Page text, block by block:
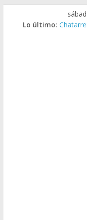
Lo último: